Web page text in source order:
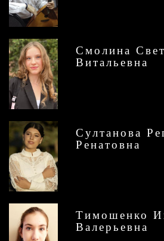
Смолина
Витальевна
Султанова
Ренатовна
Тимошенко
Валерьевна